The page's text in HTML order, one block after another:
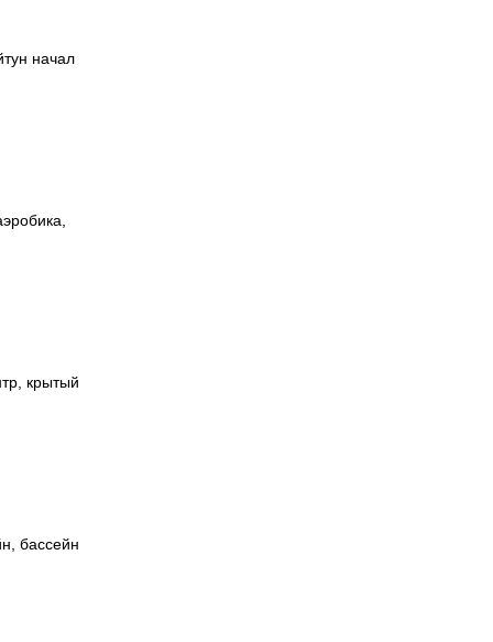
начал
крытый
бассейн